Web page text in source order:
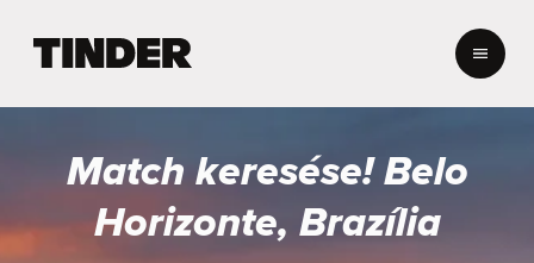
r
e
Match keresése! Belo
Horizonte, Brazília